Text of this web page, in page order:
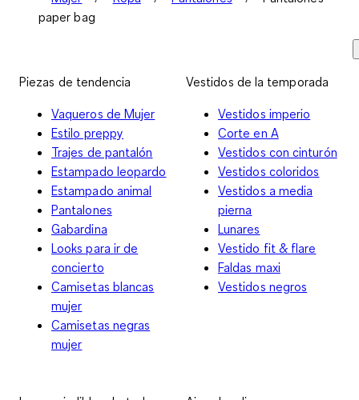
paper bag
Piezas de tendencia
Vaqueros de Mujer
Estilo preppy
Trajes de pantalón
Estampado leopardo
Estampado animal
Pantalones
Gabardina
Looks para ir de
concierto
Camisetas blancas
mujer
Camisetas negras
mujer
Vestidos de la temporada
Vestidos imperio
Corte en A
Vestidos con cinturón
Vestidos coloridos
Vestidos a media
pierna
Lunares
Vestido fit & flare
Faldas maxi
Vestidos negros